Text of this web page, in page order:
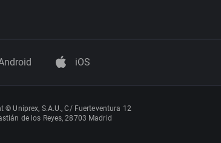
iOS
© Uniprex, S.A.U., C/ Fuerteventura 12
de los Reyes, 28703 Madrid